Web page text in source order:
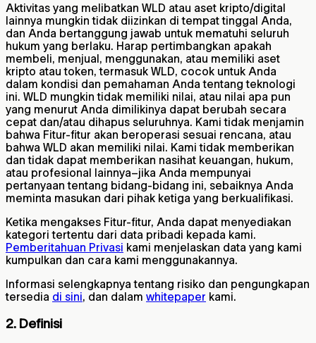
Aktivitas yang melibatkan WLD atau aset kripto/digital
lainnya mungkin tidak diizinkan di tempat tinggal Anda,
dan Anda bertanggung jawab untuk mematuhi seluruh
hukum yang berlaku. Harap pertimbangkan apakah
membeli, menjual, menggunakan, atau memiliki aset
kripto atau token, termasuk WLD, cocok untuk Anda
dalam kondisi dan pemahaman Anda tentang teknologi
ini. WLD mungkin tidak memiliki nilai, atau nilai apa pun
yang menurut Anda dimilikinya dapat berubah secara
cepat dan/atau dihapus seluruhnya. Kami tidak menjamin
bahwa Fitur-fitur akan beroperasi sesuai rencana, atau
bahwa WLD akan memiliki nilai. Kami tidak memberikan
dan tidak dapat memberikan nasihat keuangan, hukum,
atau profesional lainnya–jika Anda mempunyai
pertanyaan tentang bidang-bidang ini, sebaiknya Anda
meminta masukan dari pihak ketiga yang berkualifikasi.
Ketika mengakses Fitur-fitur, Anda dapat menyediakan
kategori tertentu dari data pribadi kepada kami.
Pemberitahuan Privasi kami menjelaskan data yang kami
kumpulkan dan cara kami menggunakannya.
Informasi selengkapnya tentang risiko dan pengungkapan
tersedia di sini, dan dalam whitepaper kami.
2. Definisi